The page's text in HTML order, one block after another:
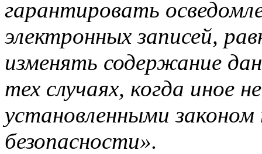
гарантировать
электронных записей,
изменять содержание
тех случаях, когда иное
установленными
безопасности».